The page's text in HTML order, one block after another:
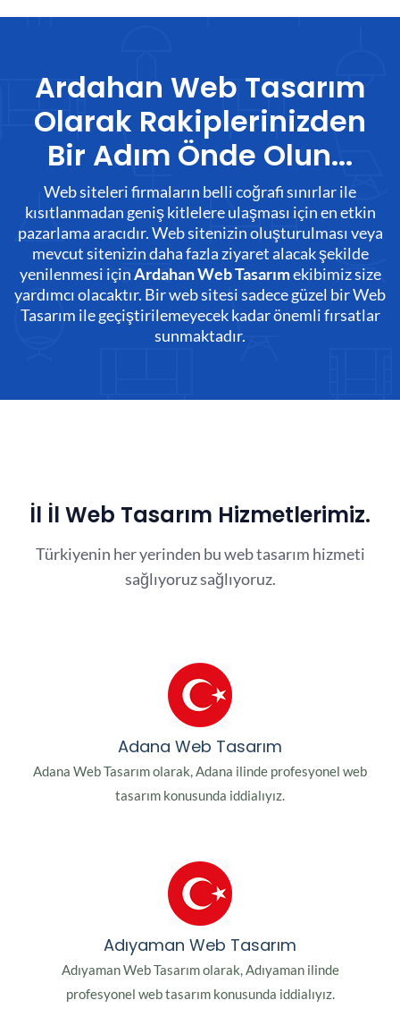
Ardahan Web Tasarım
Olarak Rakiplerinizden
Bir Adım Önde Olun...
Web siteleri firmaların belli coğrafi sınırlar ile
kısıtlanmadan geniş kitlelere ulaşması için en etkin
pazarlama aracıdır. Web sitenizin oluşturulması veya
mevcut sitenizin daha fazla ziyaret alacak şekilde
yenilenmesi içinArdahan Web Tasarımekibimiz size
yardımcı olacaktır. Bir web sitesi sadece güzel bir Web
Tasarım ile geçiştirilemeyecek kadar önemli fırsatlar
sunmaktadır.
İl İl Web Tasarım Hizmetlerimiz.
Türkiyenin her yerinden bu web tasarım hizmeti
sağlıyoruz sağlıyoruz.
Adana Web Tasarım
Adana Web Tasarım olarak, Adana ilinde profesyonel web
tasarım konusunda iddialıyız.
Adıyaman Web Tasarım
Adıyaman Web Tasarım olarak, Adıyaman ilinde
profesyonel web tasarım konusunda iddialıyız.